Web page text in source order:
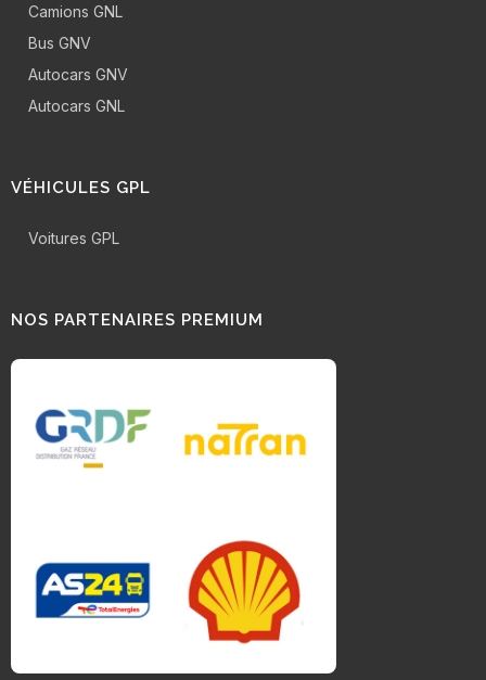
Camions GNL
Bus GNV
Autocars GNV
Autocars GNL
VÉHICULES GPL
Voitures GPL
NOS PARTENAIRES PREMIUM